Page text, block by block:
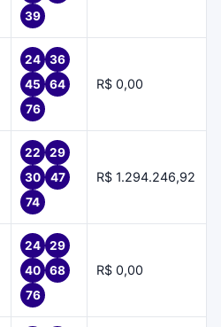
39
24
36
45
64
76
R$ 0,00
22
29
30
47
74
R$ 1.294.246,92
24
29
40
68
76
R$ 0,00